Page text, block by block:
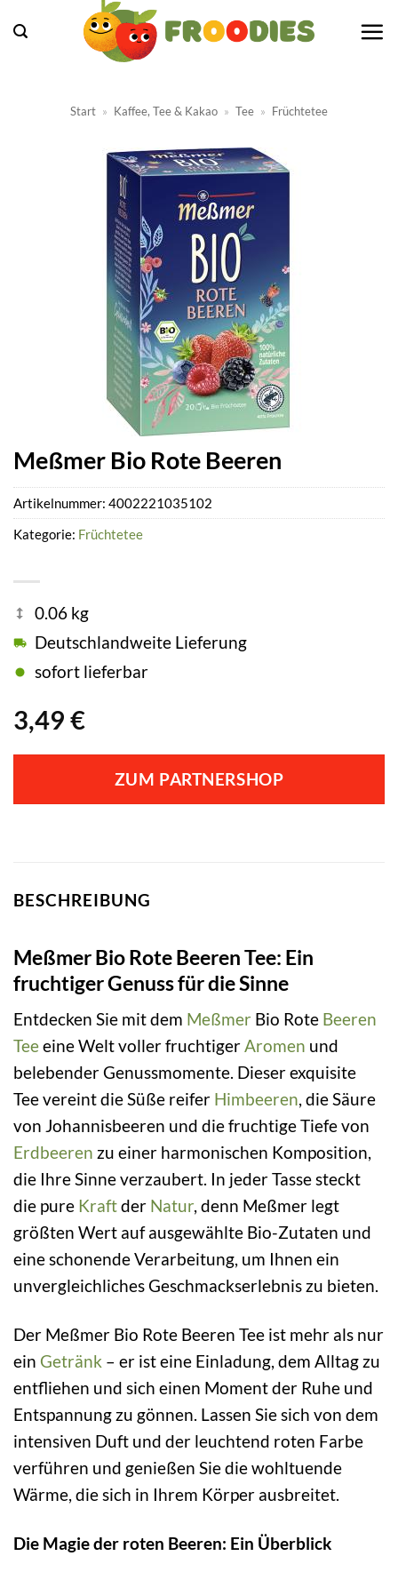
Inhalt
Start » Kaffee, Tee & Kakao » Tee » Früchtetee
Meßmer Bio Rote Beeren
3,49 €
0.06 kg
Deutschlandweite Lieferung
sofort lieferbar
ZUM PARTNERSHOP
Artikelnummer: 4002221035102
Kategorie: Früchtetee
BESCHREIBUNG
Meßmer Bio Rote Beeren Tee: Ein
fruchtiger Genuss für die Sinne
Entdecken Sie mit dem Meßmer Bio Rote Beeren
Teeeine Welt voller fruchtigerAromen und
belebender Genussmomente. Dieser exquisite
Tee vereint die Süße reifer Himbeeren, die Säure
von Johannisbeeren und die fruchtige Tiefe von
Erdbeeren zu einer harmonischen Komposition,
die Ihre Sinne verzaubert. In jeder Tasse steckt
die pure Kraftder Natur, denn Meßmer legt
größten Wert auf ausgewählte Bio-Zutaten und
eine schonende Verarbeitung, um Ihnen ein
unvergleichliches Geschmackserlebnis zu bieten.
Der Meßmer Bio Rote Beeren Tee ist mehr als nur
ein Getränk – er ist eine Einladung, dem Alltag zu
entfliehen und sich einen Moment der Ruhe und
Entspannung zu gönnen. Lassen Sie sich von dem
intensiven Duft und der leuchtend roten Farbe
verführen und genießen Sie die wohltuende
Wärme, die sich in Ihrem Körper ausbreitet.
Die Magie der roten Beeren: Ein Überblick